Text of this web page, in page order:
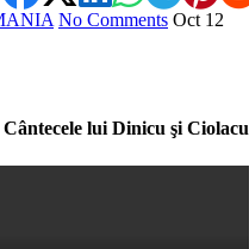
No Comments Oct 12
lui Dinicu şi Ciolacu